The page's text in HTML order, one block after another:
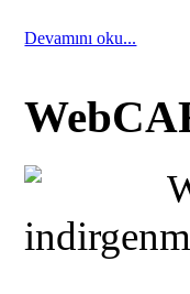
Devamını oku...